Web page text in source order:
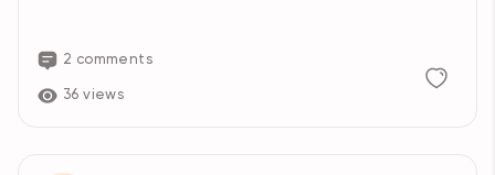
2 comments
36 views